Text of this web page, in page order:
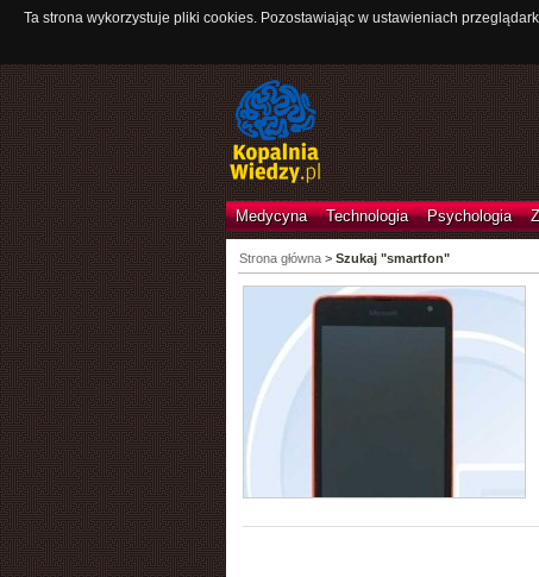
Ta strona wykorzystuje pliki cookies. Pozostawiając w ustawieniach
Medycyna Technologia Psychologia
Strona główna> Szukaj "smartfon"